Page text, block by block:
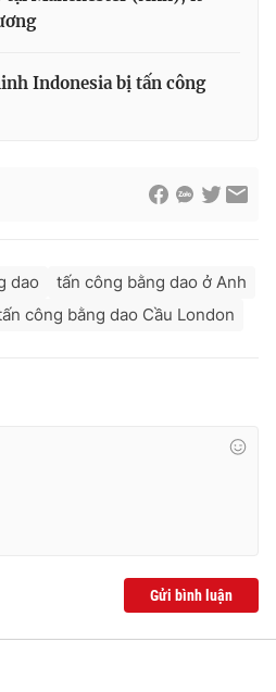
hình Việt Nam
Indonesia bị tấn công
dao
tấn công bằng dao ở Anh
công bằng dao Cầu London
Gửi bình luận